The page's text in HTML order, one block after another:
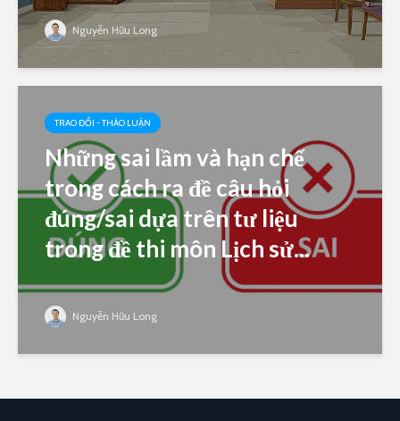
Nguyễn Hữu Long
TRAO ĐỔI - THẢO LUẬN
Những sai lầm và hạn chế
trong cách ra đề câu hỏi
đúng/sai dựa trên tư liệu
trong đề thi môn Lịch sử...
Nguyễn Hữu Long